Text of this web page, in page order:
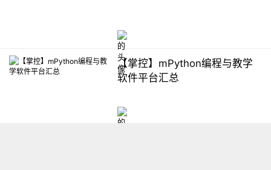
【掌控】mPython编程与教学
软件平台汇总